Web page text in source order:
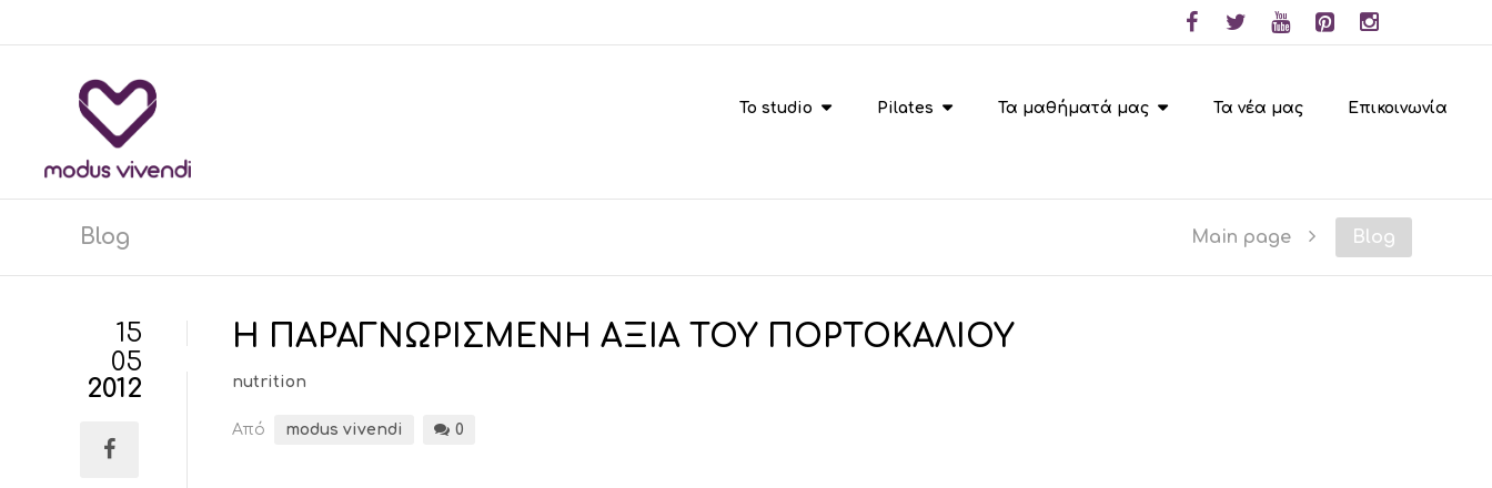
To studio Pilates Τα μαθήματά μας Τα νέα μας Επικοινωνία
Blog Main page Blog
15
05
2012
Η ΠΑΡΑΓΝΩΡΙΣΜΕΝΗ ΑΞΙΑ ΤΟΥ ΠΟΡΤΟΚΑΛΙΟΥ
nutrition
Από modus vivendi 0